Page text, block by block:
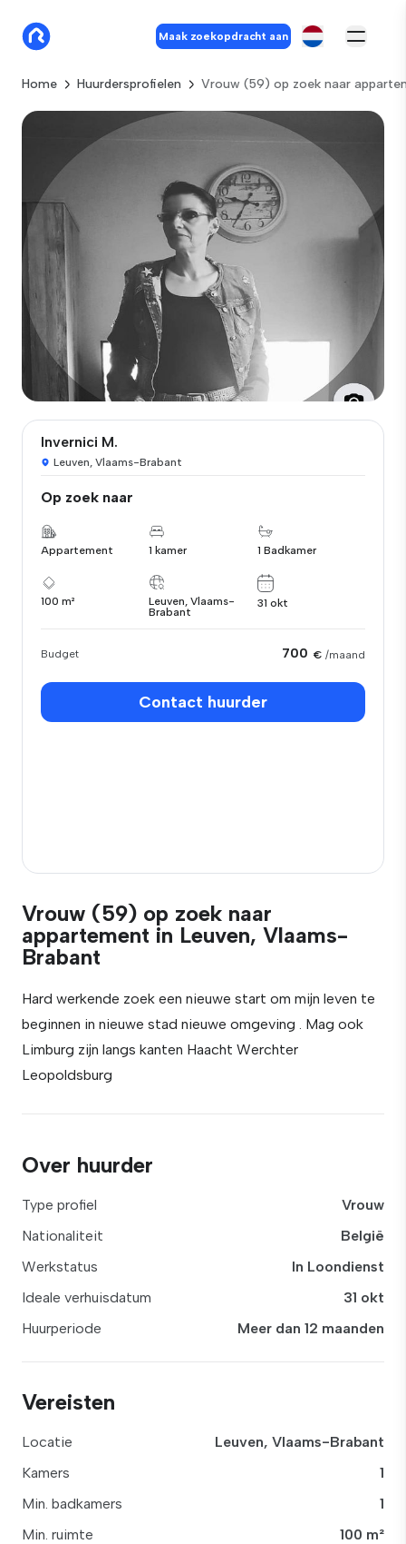
Maak zoekopdracht aan
Home Huurdersprofielen Vrouw (59) op zoek naar
Invernici M.
Leuven, Vlaams-Brabant
Op zoek naar
Appartement 1 kamer 1 Badkamer
100 m²
Leuven, Vlaams-
Brabant
31 okt
Budget 700 € /maand
Contact huurder
Vrouw (59) op zoek naar
appartement in Leuven, Vlaams-
Brabant
Hard werkende zoek een nieuwe start om mijn leven te
beginnen in nieuwe stad nieuwe omgeving . Mag ook
Limburg zijn langs kanten Haacht Werchter
Leopoldsburg
Over huurder
Type profiel
Vrouw
Nationaliteit
België
Werkstatus
In Loondienst
Ideale verhuisdatum
31 okt
Huurperiode
Meer dan 12 maanden
Vereisten
Locatie
Leuven, Vlaams-Brabant
Kamers
1
Min. badkamers
1
Min. ruimte
100 m²